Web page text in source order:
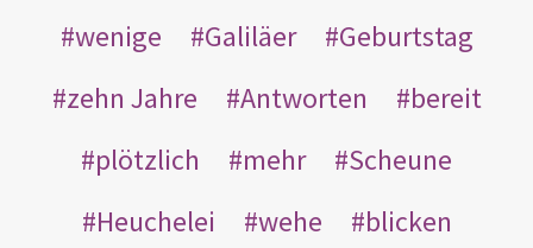
wenige Galiläer
Geburtstag
zehn Jahre
Antworten
bereit
plötzlich
mehr
Scheune
Heuchelei
wehe
blicken